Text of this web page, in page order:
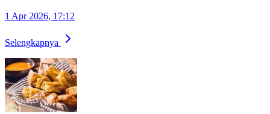
1 Apr 2026, 17:12
Selengkapnya